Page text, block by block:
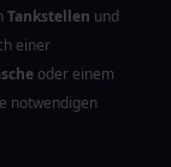
Tankstellen und
einer
oder einem
notwendigen